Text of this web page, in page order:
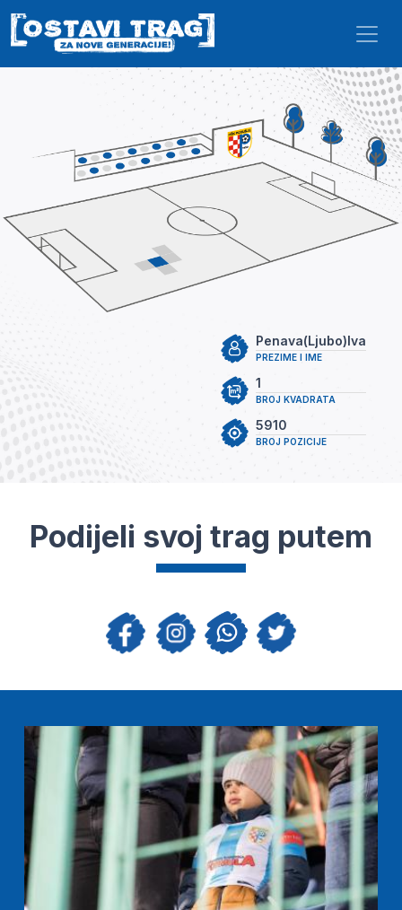
Skip to main content
PREZIME I IME
Penava(Ljubo)Iva
BROJ KVADRATA
1
BROJ POZICIJE
5910
Podijeli svoj trag putem